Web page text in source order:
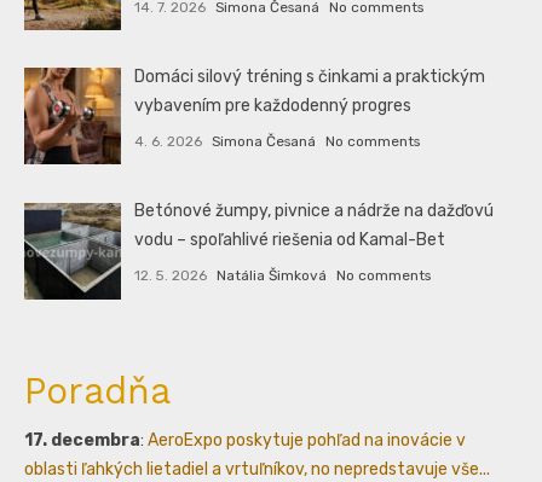
14. 7. 2026 Simona Česaná No comments
Domáci silový tréning s činkami a praktickým
vybavením pre každodenný progres
4. 6. 2026 Simona Česaná No comments
Betónové žumpy, pivnice a nádrže na dažďovú
vodu – spoľahlivé riešenia od Kamal-Bet
12. 5. 2026 Natália Šimková No comments
Poradňa
17. decembra: AeroExpo poskytuje pohľad na inovácie v
oblasti ľahkých lietadiel a vrtuľníkov, no nepredstavuje vše...